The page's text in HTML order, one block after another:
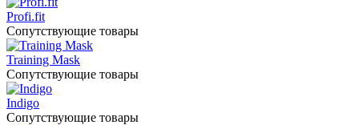
Profi.fit
Сопутствующие товары
Training Mask
Сопутствующие товары
Indigo
Сопутствующие товары